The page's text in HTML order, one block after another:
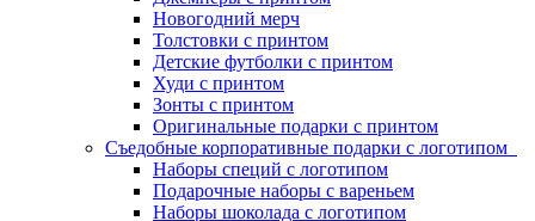
Новогодний мерч
Толстовки с принтом
Детские футболки с принтом
Худи с принтом
Зонты с принтом
Оригинальные подарки с принтом
Съедобные корпоративные подарки с логотипом
Наборы специй с логотипом
Подарочные наборы с вареньем
Наборы шоколада с логотипом